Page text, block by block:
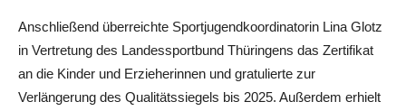
Anschließend überreichte Sportjugendkoordinatorin Lina Glotz
in Vertretung des Landessportbund Thüringens das Zertifikat
an die Kinder und Erzieherinnen und gratulierte zur
Verlängerung des Qualitätssiegels bis 2025. Außerdem erhielt